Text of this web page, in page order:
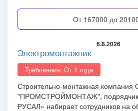
от 167000 до
6.8.2026
Электромонтажник
Требования: От 1 года
Строительно-монтажная
"ПРОМСТРОЙМОНТАЖ",
РУСАЛ» набирает сотрудников на